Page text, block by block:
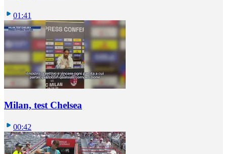
01:41
Milan, test Chelsea
00:42